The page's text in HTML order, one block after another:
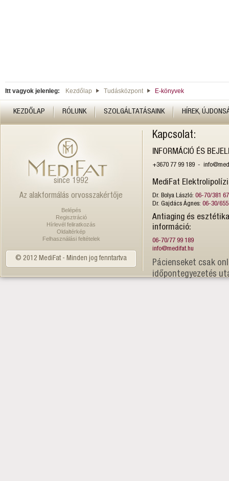
Itt vagyok jelenleg: Kezdőlap Tudásközpont E-könyvek
KEZDŐLAP RÓLUNK SZOLGÁLTATÁSAINK HÍREK,
since 1992
Az alakformálás orvosszakértője
Belépés
Regisztráció
Hírlevél feliratkozás
Oldaltérkép
Felhasználási feltételek
© 2012 MediFat - Minden jog fenntartva
Kapcsolat:
INFORMÁCIÓ ÉS
+3670 77 99 189 -
MediFat
Dr. Bolya László: 06-70/381
Dr. Gajdács Ágnes: 06-30/
Antiaging és
információ:
06-70/77 99 189
info@medifat.hu
Pácienseket csak
időpontegyezetés